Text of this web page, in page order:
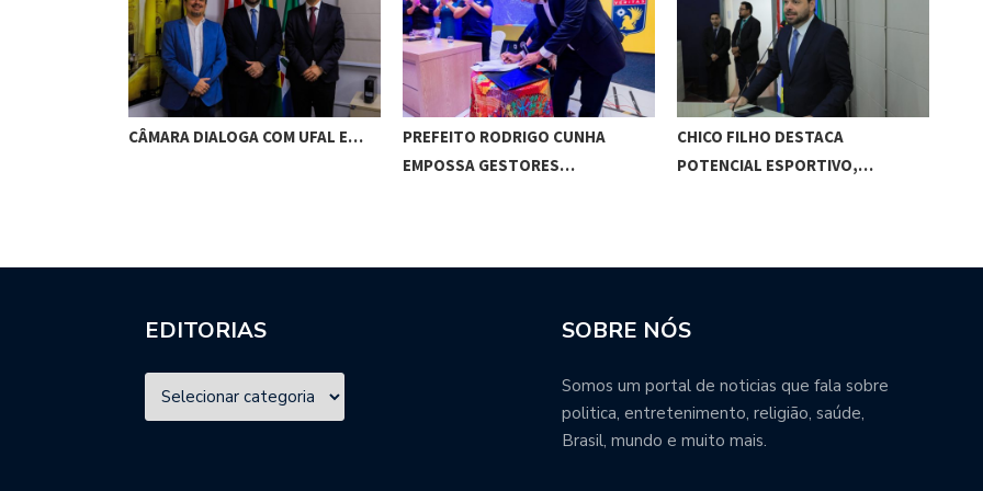
CÂMARA DIALOGA COM UFAL E…
PREFEITO RODRIGO CUNHA
EMPOSSA GESTORES…
CHICO FILHO DESTACA
POTENCIAL ESPORTIVO,…
EDITORIAS SOBRE NÓS
Somos um portal de noticias que fala sobre
politica, entretenimento, religião, saúde,
Brasil, mundo e muito mais.